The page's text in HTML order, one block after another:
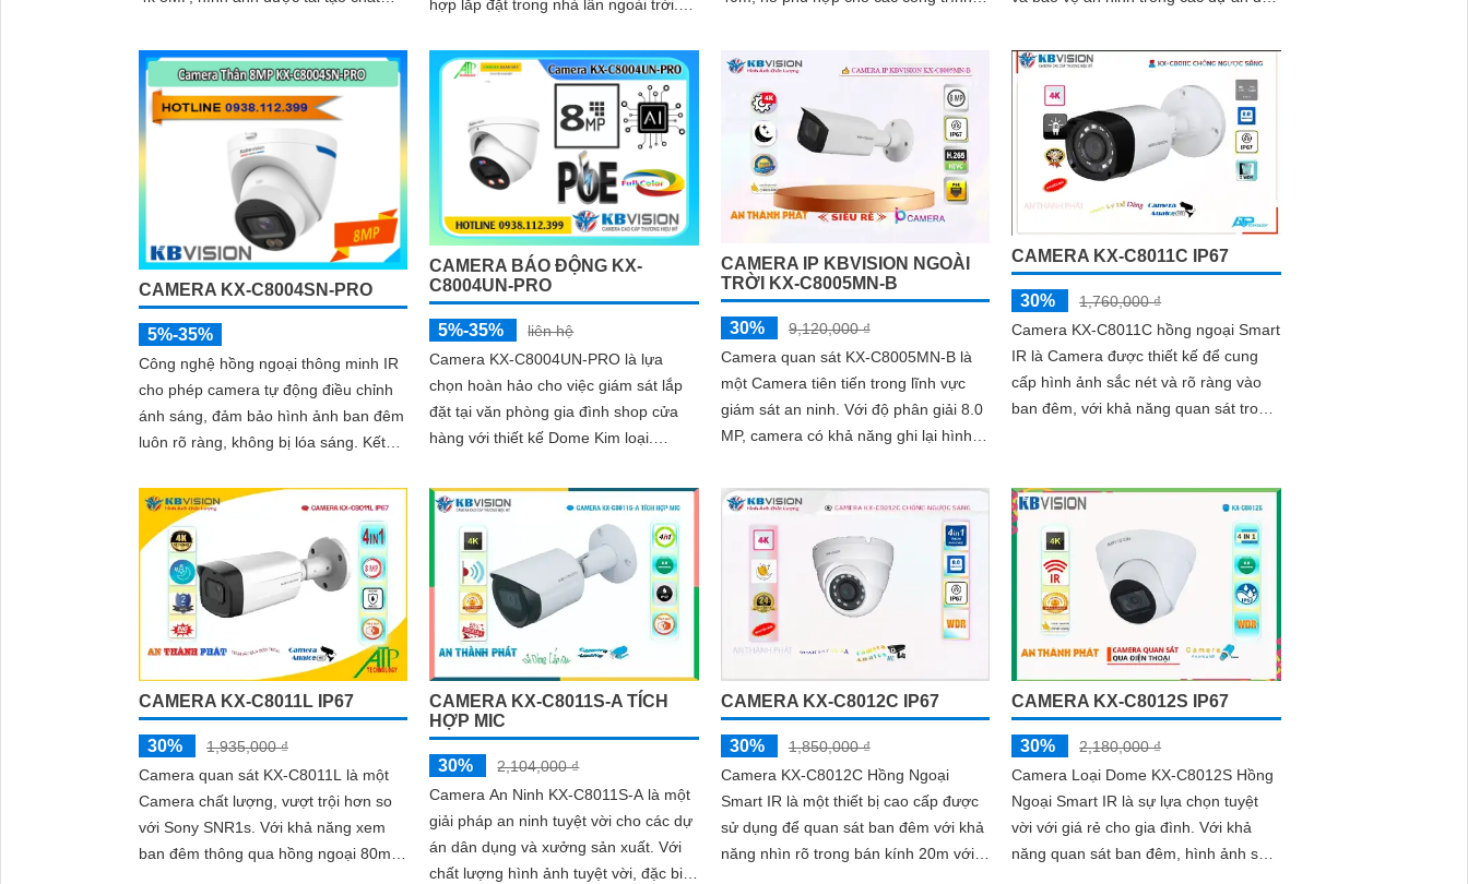
chi tiết
hợp lắp đặt trong nhà lẫn ngoài trời.
tiết kiệm thời gian và chi phí cho người
dùng
CAMERA KX-C8004SN-PRO
5%-35%
Công nghệ hồng ngoại thông minh IR
cho phép camera tự động điều chỉnh
ánh sáng, đảm bảo hình ảnh ban đêm
luôn rõ ràng, không bị lóa sáng. Kết
(DWDR) và giảm nhiễu (3DNR), hình
ảnh thu được luôn mượt mà, màu sắc
chân thực và chi tiết rõ nét, ngay cả
trong môi trường ánh sáng yếu hoặc
ánh sáng phức tạp như ngược sáng
hoặc chói nắng
CAMERA BÁO ĐỘNG KX-
C8004UN-PRO
5%-35%
liên hệ
Camera KX-C8004UN-PRO là lựa
chọn hoàn hảo cho việc giám sát lắp
đặt tại văn phòng gia đình shop cửa
hàng với thiết kế Dome Kim loại.
RJ45 kết nối dễ dàng với camera ghi
hình từ xa
CAMERA IP KBVISION NGOÀI
TRỜI KX-C8005MN-B
30%
9,120,000 ₫
Camera quan sát KX-C8005MN-B là
một Camera tiên tiến trong lĩnh vực
giám sát an ninh. Với độ phân giải 8.0
MP, camera có khả năng ghi lại hình
CAMERA KX-C8011C IP67
30%
1,760,000 ₫
Camera KX-C8011C hồng ngoại Smart
IR là Camera được thiết kế để cung
cấp hình ảnh sắc nét và rõ ràng vào
ban đêm, với khả năng quan sát trong
CAMERA KX-C8011L IP67
30%
1,935,000 ₫
Camera quan sát KX-C8011L là một
Camera chất lượng, vượt trội hơn so
với Sony SNR1s. Với khả năng xem
ban đêm thông qua hồng ngoại 80m,
CAMERA KX-C8011S-A TÍCH
HỢP MIC
30%
2,104,000 ₫
Camera An Ninh KX-C8011S-A là một
giải pháp an ninh tuyệt vời cho các dự
án dân dụng và xưởng sản xuất. Với
chất lượng hình ảnh tuyệt vời, đặc biệt
CAMERA KX-C8012C IP67
30%
1,850,000 ₫
Camera KX-C8012C Hồng Ngoại
Smart IR là một thiết bị cao cấp được
sử dụng để quan sát ban đêm với khả
năng nhìn rõ trong bán kính 20m với
CAMERA KX-C8012S IP67
30%
2,180,000 ₫
Camera Loại Dome KX-C8012S Hồng
Ngoại Smart IR là sự lựa chọn tuyệt
vời với giá rẻ cho gia đình. Với khả
năng quan sát ban đêm, hình ảnh sẽ